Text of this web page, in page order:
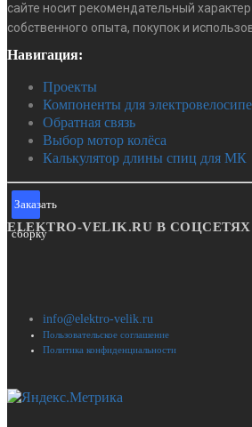
сайте носит рекомендательный
собственного опыта, покупок и
Навигация:
Проекты
Компоненты для
Обратная связь
Выбор мотор колёса
Калькулятор длины спиц для МК
Заказать
сборку
ELEKTRO-VELIK.RU В
info@elektro-velik.ru
Пользовательское соглашение
Политика конфиденциальности